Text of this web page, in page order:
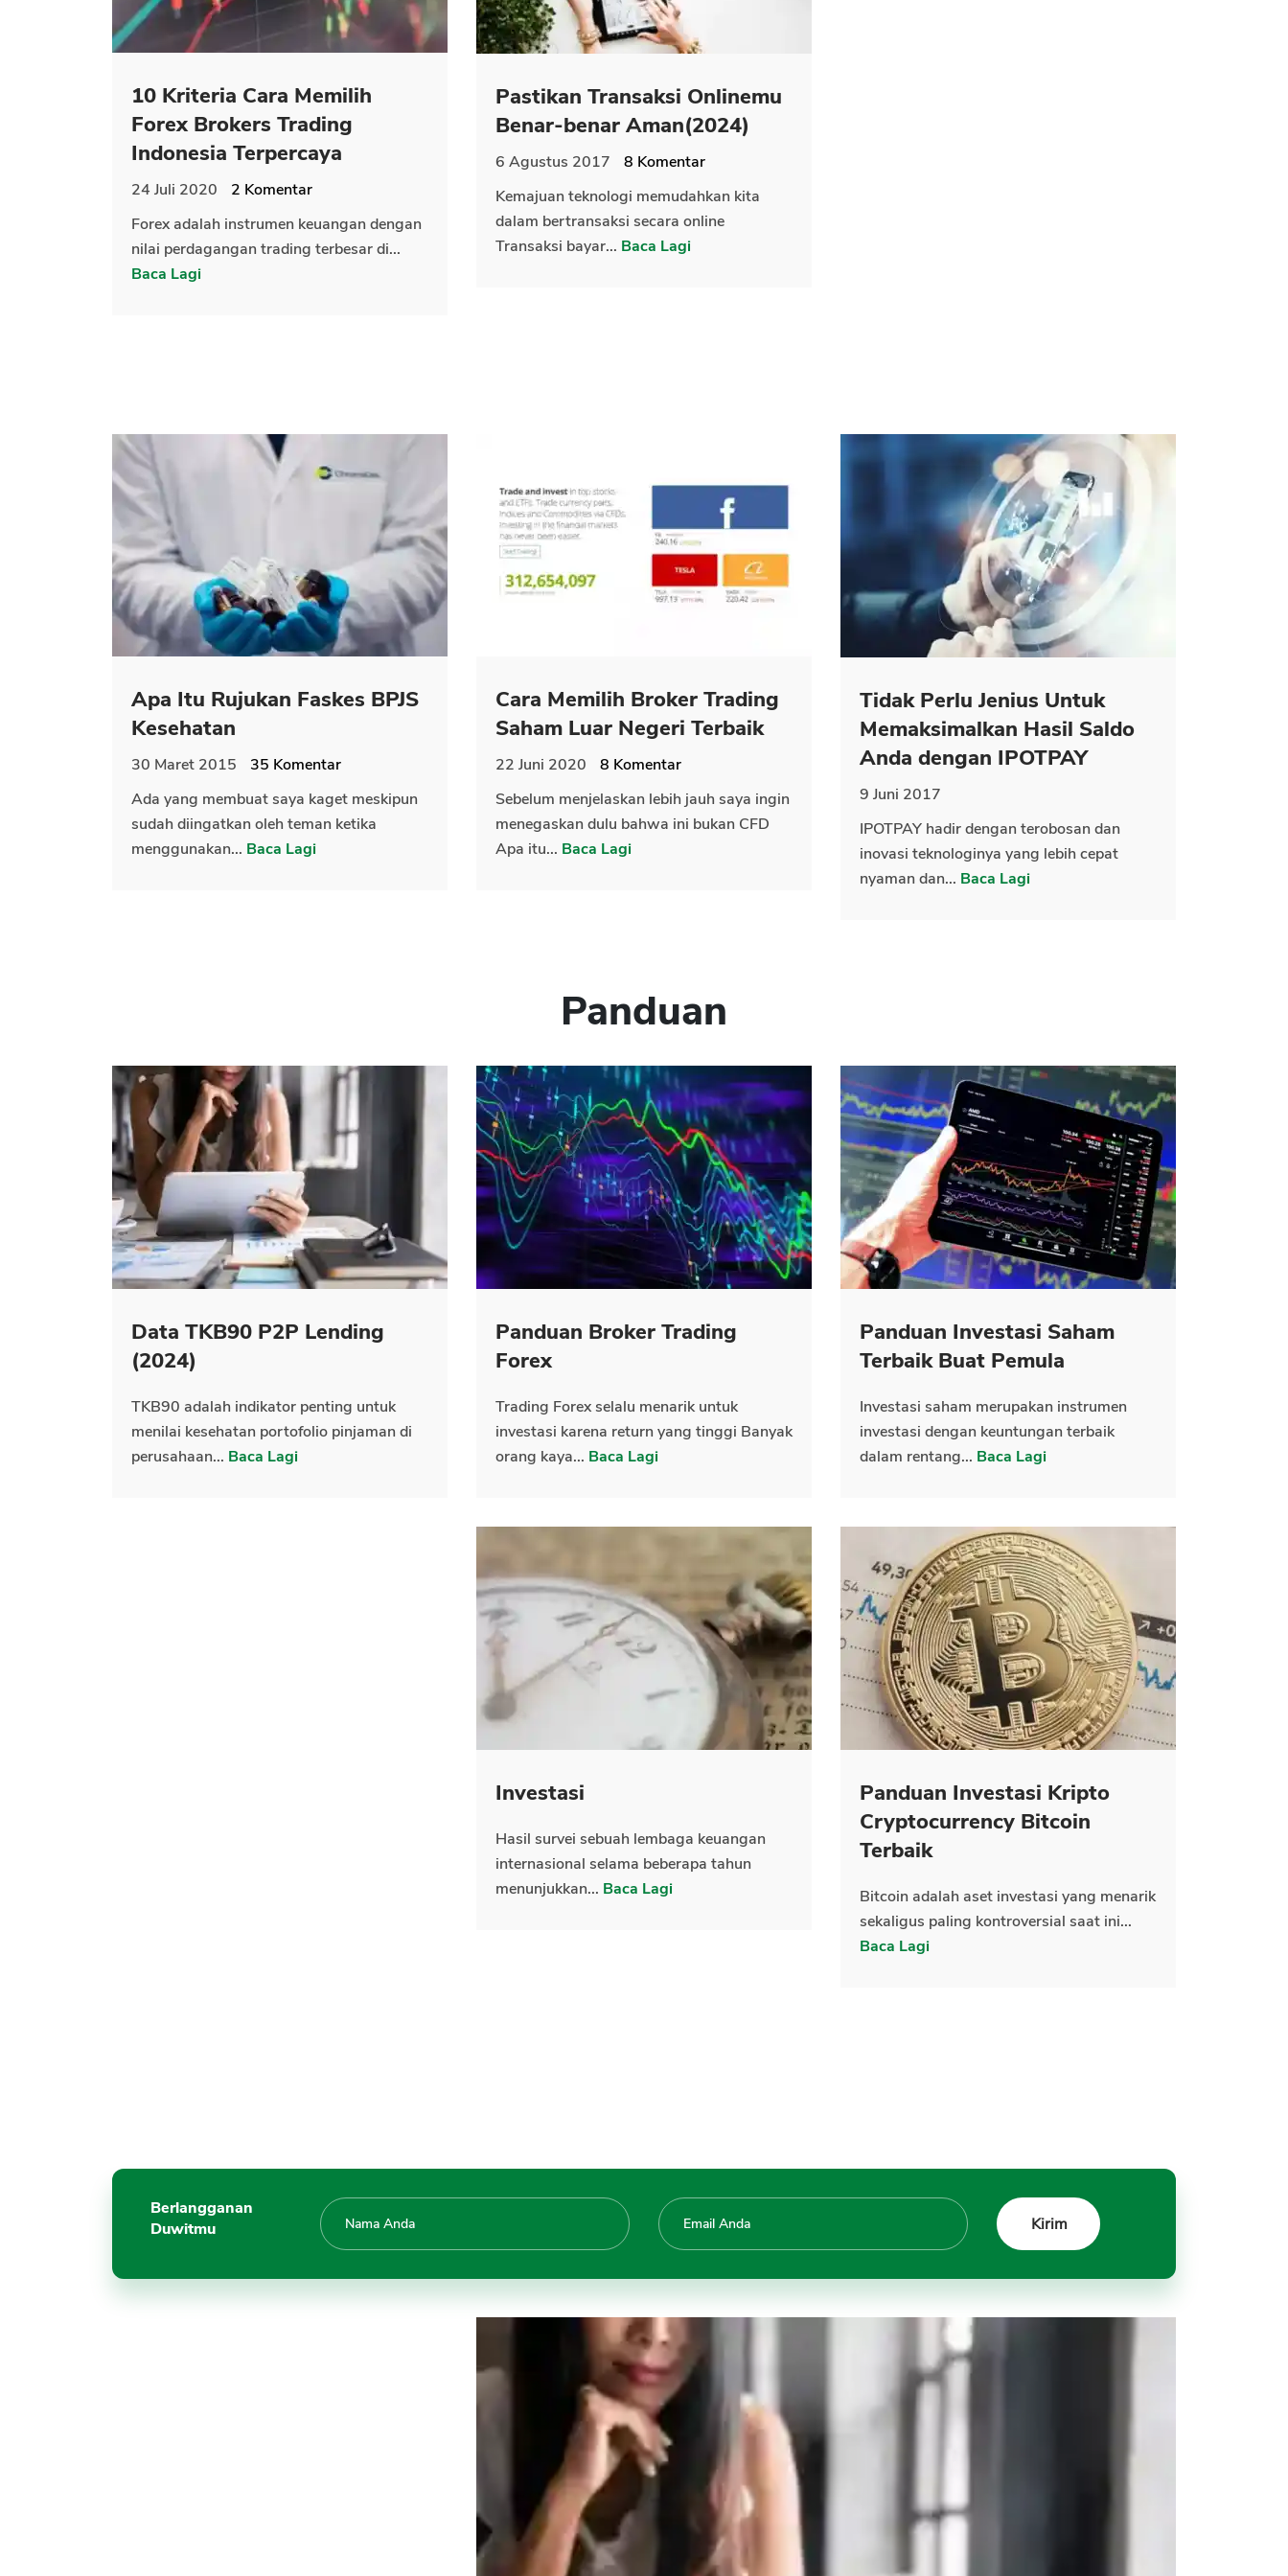
10 Kriteria Cara Memilih
Forex Brokers Trading
Indonesia Terpercaya
24 Juli 2020 2 Komentar
Forex adalah instrumen keuangan dengan
nilai perdagangan trading terbesar di...
Baca Lagi
Pastikan Transaksi Onlinemu
Benar-benar Aman(2024)
6 Agustus 2017 8 Komentar
Kemajuan teknologi memudahkan kita
dalam bertransaksi secara online
Transaksi bayar... Baca Lagi
Apa Itu Rujukan Faskes BPJS
Kesehatan
30 Maret 2015 35 Komentar
Ada yang membuat saya kaget meskipun
sudah diingatkan oleh teman ketika
menggunakan... Baca Lagi
Cara Memilih Broker Trading
Saham Luar Negeri Terbaik
22 Juni 2020 8 Komentar
Sebelum menjelaskan lebih jauh saya ingin
menegaskan dulu bahwa ini bukan CFD
Apa itu... Baca Lagi
Tidak Perlu Jenius Untuk
Memaksimalkan Hasil Saldo
Anda dengan IPOTPAY
9 Juni 2017
IPOTPAY hadir dengan terobosan dan
inovasi teknologinya yang lebih cepat
nyaman dan... Baca Lagi
Panduan
Data TKB90 P2P Lending
(2024)
TKB90 adalah indikator penting untuk
menilai kesehatan portofolio pinjaman di
perusahaan... Baca Lagi
Panduan Broker Trading
Forex
Trading Forex selalu menarik untuk
investasi karena return yang tinggi Banyak
orang kaya... Baca Lagi
Panduan Investasi Saham
Terbaik Buat Pemula
Investasi saham merupakan instrumen
investasi dengan keuntungan terbaik
dalam rentang... Baca Lagi
Investasi
Hasil survei sebuah lembaga keuangan
internasional selama beberapa tahun
menunjukkan... Baca Lagi
Panduan Investasi Kripto
Cryptocurrency Bitcoin
Terbaik
Bitcoin adalah aset investasi yang menarik
sekaligus paling kontroversial saat ini...
Baca Lagi
Berlangganan
Duwitmu